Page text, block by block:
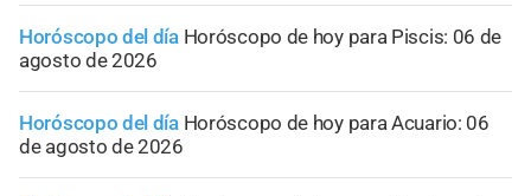
Horóscopo del día Horóscopo de hoy para Piscis: 06 de
agosto de 2026
Horóscopo del día Horóscopo de hoy para Acuario: 06
de agosto de 2026